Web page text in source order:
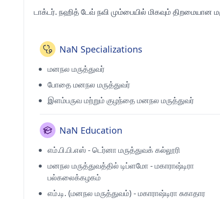
டாக்டர். நஹித் டேவ் நவி மும்பையில் மிகவும் திறமையான
NaN Specializations
மனநல மருத்துவர்
போதை மனநல மருத்துவர்
இளம்பருவ மற்றும் குழந்தை மனநல மருத்துவர்
NaN Education
எம்.பி.பி.எஸ் - டெர்னா மருத்துவக் கல்லூரி
மனநல மருத்துவத்தில் டிப்ளமோ - மகாராஷ்டிரா
பல்கலைக்கழகம்
எம்.டி. (மனநல மருத்துவம்) - மகாராஷ்டிரா சுகாதார